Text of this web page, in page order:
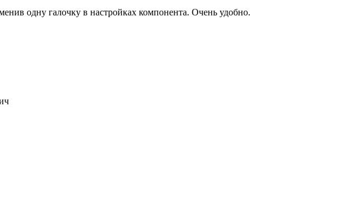
одну галочку в настройках компонента. Очень удобно.